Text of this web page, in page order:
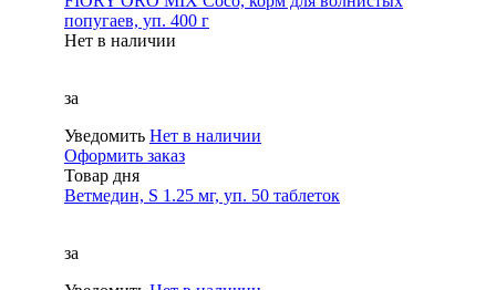
попугаев, уп. 400 г
Нет в наличии
за
Уведомить Нет в наличии
Оформить заказ
Товар дня
Ветмедин, S 1.25 мг, уп. 50 таблеток
за